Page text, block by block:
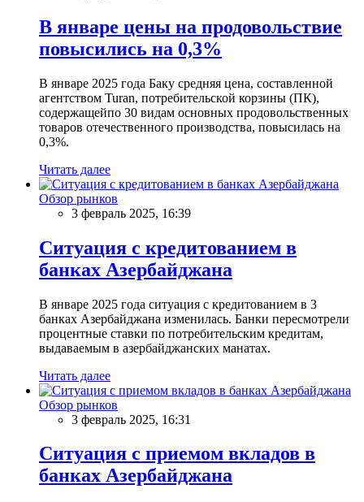
В январе цены на продовольствие
повысились на 0,3%
В январе 2025 года Баку средняя цена, составленной
агентством Turan, потребительской корзины (ПК),
содержащейпо 30 видам основных продовольственных
товаров отечественного производства, повысилась на
0,3%.
Читать далее
Обзор рынков
3 февраль 2025, 16:39
Ситуация с кредитованием в
банках Азербайджана
В январе 2025 года ситуация с кредитованием в 3
банках Азербайджана изменилась. Банки пересмотрели
процентные ставки по потребительским кредитам,
выдаваемым в азербайджанских манатах.
Читать далее
Обзор рынков
3 февраль 2025, 16:31
Ситуация с приемом вкладов в
банках Азербайджана